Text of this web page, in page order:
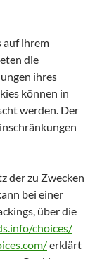
auf ihrem
die
ihres
können in
werden. Der
der zu Zwecken
bei einer
über die
choices/
erklärt